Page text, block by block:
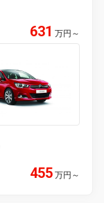
631 万円 ～
455 万円 ～